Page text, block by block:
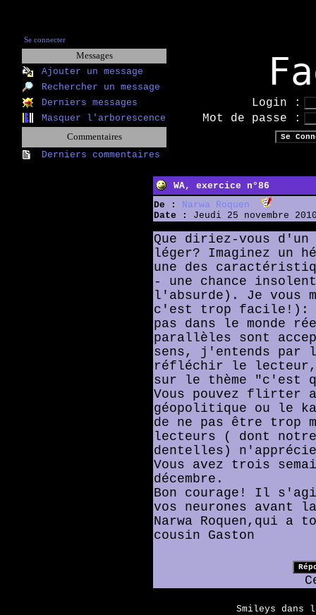
Se connecter
Messages
Ajouter un message
Rechercher un message
Derniers messages
Login :
Masquer l'arborescence Mot de passe :
Commentaires
Derniers commentaires
WA, exercice n°86
De :
Narwa Roquen
Date :
Jeudi 25 novembre
Que diriez-vous
léger? Imaginez un
une des
- une chance
l'absurde). Je vous
c'est trop facile!):
pas dans le monde
parallèles sont
sens, j'entends par
réfléchir le
sur le thème "c'est
Vous pouvez flirter
géopolitique ou le
de ne pas être trop
lecteurs ( dont
dentelles)
Vous avez trois
décembre.
Bon courage! Il
vos neurones avant
Narwa Roquen,qui a
cousin Gaston
Smileys dans